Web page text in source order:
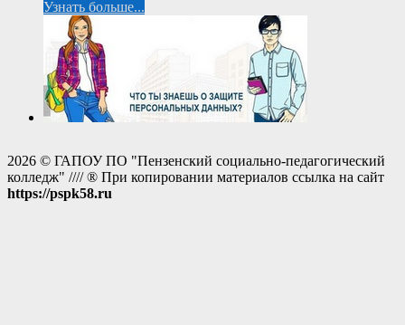
Узнать больше...
2026 © ГАПОУ ПО "Пензенский социально-педагогический
колледж" //// ® При копировании материалов ссылка на сайт
https://pspk58.ru